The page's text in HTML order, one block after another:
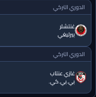
الدوري التركي
غنتشلر
بيرليغي
الدوري التركي
غازي عنتاب
بي.بي.كي.